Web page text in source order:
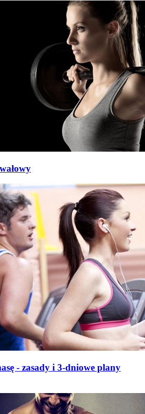
- zasady i 3-dniowe plany